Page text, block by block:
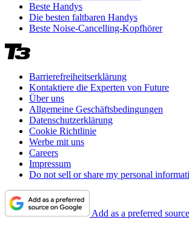
Beste Handys
Die besten faltbaren Handys
Beste Noise-Cancelling-Kopfhörer
Barrierefreiheitserklärung
Kontaktiere die Experten von Future
Über uns
Allgemeine Geschäftsbedingungen
Datenschutzerklärung
Cookie Richtlinie
Werbe mit uns
Careers
Impressum
Do not sell or share my personal
Add as a preferred